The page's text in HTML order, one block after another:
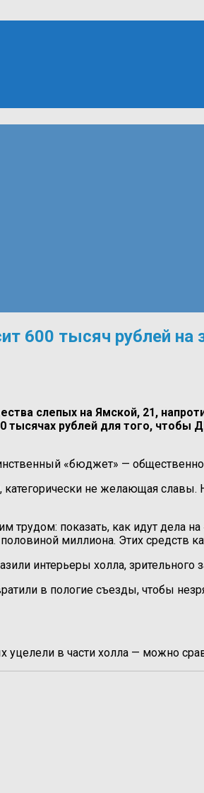
600 тысяч рублей на
слепых на Ямской, 21,
тысячах рублей для того,
«бюджет» —
не желающая славы.
трудом: показать, как идут дела
миллиона. Этих средств
интерьеры холла,
в пологие съезды, чтобы
в части холла — можно